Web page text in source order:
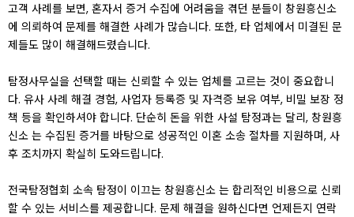
고객 사례를 보면, 혼자서 증거 수집에 어려움을 겪던 분들이 창원흥신소
에 의뢰하여 문제를 해결한 사례가 많습니다. 또한, 타 업체에서 미결된 문
제들도 많이 해결해드렸습니다.
탐정사무실을 선택할 때는 신뢰할 수 있는 업체를 고르는 것이 중요합니
다. 유사 사례 해결 경험, 사업자 등록증 및 자격증 보유 여부, 비밀 보장 정
책 등을 확인하셔야 합니다. 단순히 돈을 위한 사설 탐정과는 달리, 창원흥
신소 는 수집된 증거를 바탕으로 성공적인 이혼 소송 절차를 지원하며, 사
후 조치까지 확실히 도와드립니다.
전국탐정협회 소속 탐정이 이끄는 창원흥신소 는 합리적인 비용으로 신뢰
할 수 있는 서비스를 제공합니다. 문제 해결을 원하신다면 언제든지 연락